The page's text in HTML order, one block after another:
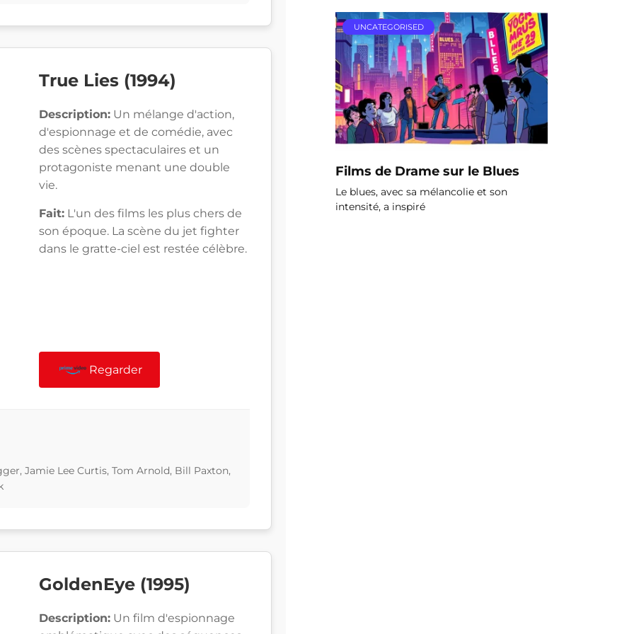
True Lies (1994)
Description: Un mélange d'action,
d'espionnage et de comédie, avec
des scènes spectaculaires et un
protagoniste menant une double
vie.
Fait: L'un des films les plus chers de
son époque. La scène du jet fighter
dans le gratte-ciel est restée célèbre.
Regarder
Jamie Lee Curtis, Tom Arnold, Bill Paxton,
GoldenEye (1995)
Description: Un film d'espionnage
UNCATEGORISED
Films de Drame sur le Blues
Le blues, avec sa mélancolie et son
intensité, a inspiré